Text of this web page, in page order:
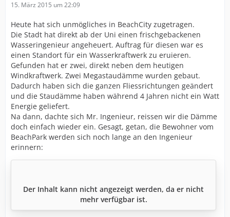
15. März 2015 um 22:09
Heute hat sich unmögliches in BeachCity zugetragen.
Die Stadt hat direkt ab der Uni einen frischgebackenen
Wasseringenieur angeheuert. Auftrag für diesen war es
einen Standort für ein Wasserkraftwerk zu eruieren.
Gefunden hat er zwei, direkt neben dem heutigen
Windkraftwerk. Zwei Megastaudämme wurden gebaut.
Dadurch haben sich die ganzen Fliessrichtungen geändert
und die Staudämme haben während 4 Jahren nicht ein Watt
Energie geliefert.
Na dann, dachte sich Mr. Ingenieur, reissen wir die Dämme
doch einfach wieder ein. Gesagt, getan, die Bewohner vom
BeachPark werden sich noch lange an den Ingenieur
erinnern:
Der Inhalt kann nicht angezeigt werden, da er nicht
mehr verfügbar ist.